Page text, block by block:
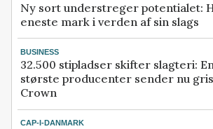
Ny sort understreger potentialet:
eneste mark i verden af sin slags
BUSINESS
32.500 stipladser skifter slagteri:
største producenter sender nu
Crown
CAP-I-DANMARK